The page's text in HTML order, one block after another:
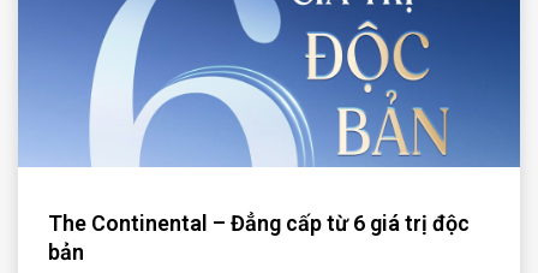
The Continental – Đẳng cấp từ 6 giá trị độc
bản